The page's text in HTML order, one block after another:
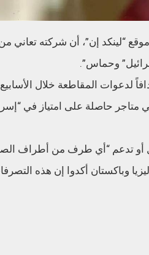
إن”، أن شركته تعاني من
وحماس”.
لدعوات المقاطعة خلال الأسابيع
حاصلة على امتياز في
أو تدعم “أي طرف من أطراف
وباكستان أكدوا إن هذه